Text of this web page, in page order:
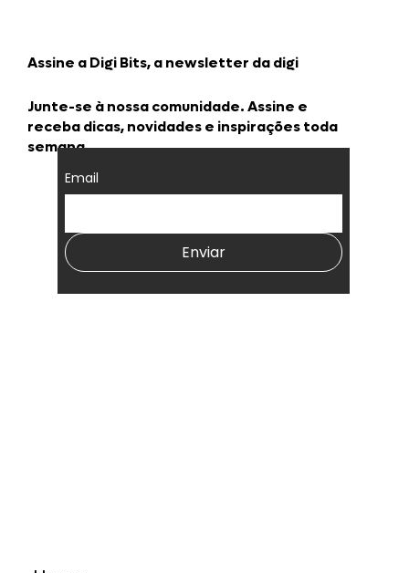
Assine a Digi Bits, a newsletter da digi
Junte-se à nossa comunidade. Assine e
receba dicas, novidades e inspirações toda
semana.
Email
Enviar